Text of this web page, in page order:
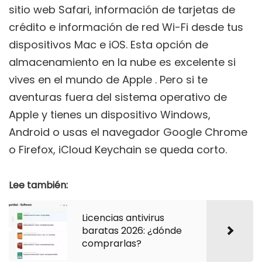
sitio web Safari, información de tarjetas de
crédito e información de red Wi-Fi desde tus
dispositivos Mac e iOS. Esta opción de
almacenamiento en la nube es excelente si
vives en el mundo de Apple . Pero si te
aventuras fuera del sistema operativo de
Apple y tienes un dispositivo Windows,
Android o usas el navegador Google Chrome
o Firefox, iCloud Keychain se queda corto.
Lee también:
Licencias antivirus
baratas 2026: ¿dónde
comprarlas?